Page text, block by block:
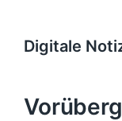
Digitale